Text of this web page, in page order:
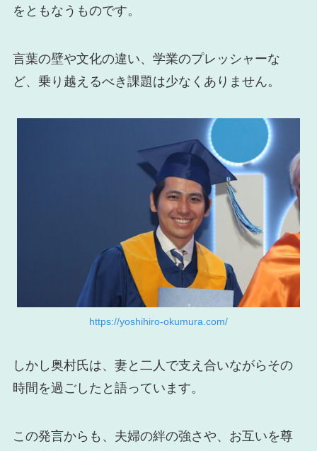
をともなうものです。
言葉の壁や文化の違い、学業のプレッシャーな
ど、乗り越えるべき課題は少なくありません。
https://yoshihiro-okumura.com/
しかし奥村氏は、妻と二人で支え合いながらその
時間を過ごしたと語っています。
この発言からも、夫婦の絆の強さや、お互いを尊